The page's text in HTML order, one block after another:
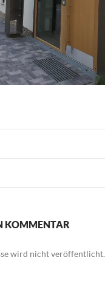
KOMMENTAR
wird nicht veröffentlicht.